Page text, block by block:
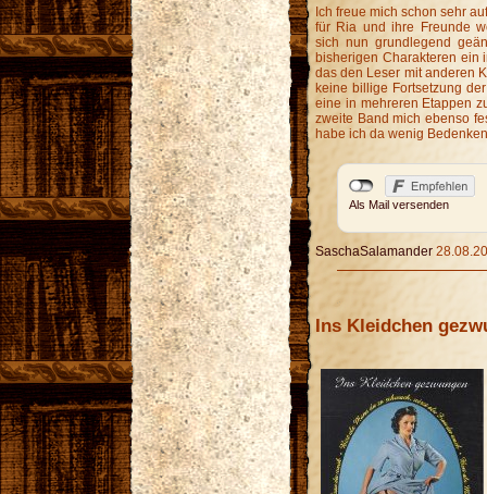
Ich freue mich schon sehr
für Ria und ihre Freunde
sich nun grundlegend
bisherigen Charakteren ein
das den Leser mit anderen
keine billige Fortsetzung
eine in mehreren Etappen
zweite Band mich ebenso
habe ich da wenig
Als Mail versenden
SaschaSalamander
Ins Kleidchen